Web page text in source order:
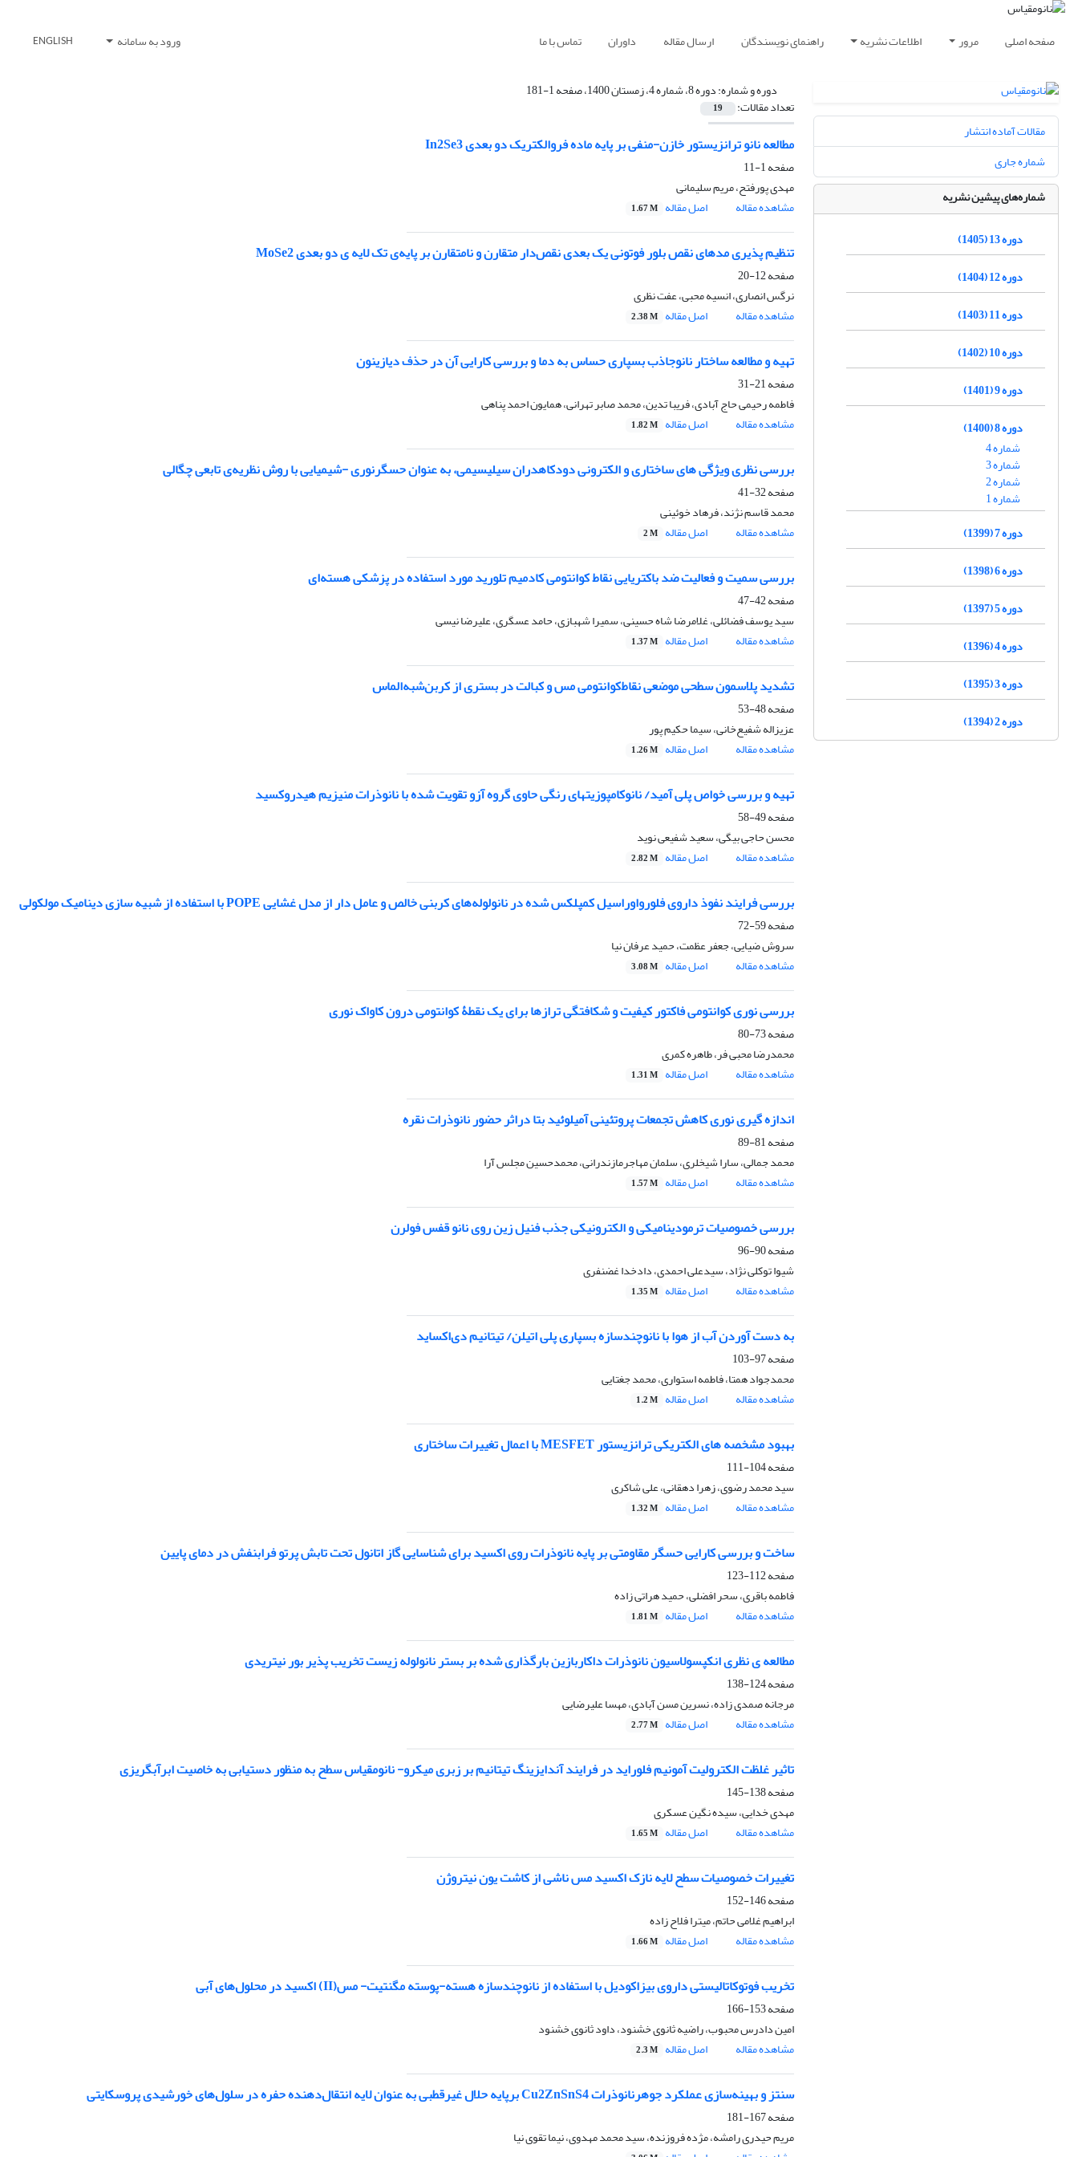
صفحه اصلی مرور اطلاعات نشریه راهنمای نویسندگان ارسال مقاله داوران تماس با ما ورود به سامانه ENGLISH
دوره و شماره:دوره 8، شماره 4، زمستان 1400، صفحه 1-181
تعداد مقالات: 19
مطالعه نانو ترانزیستور خازن-منفی بر پایه ماده فروالکتریک دو بعدی In2Se3
صفحه1-11
مهدی پورفتح، مریم سلیمانی
مشاهده مقاله
اصل مقاله 1.67 M
تنظیم پذیری مدهای نقص بلور فوتونی یک بعدی نقص‌دار متقارن و نامتقارن بر پایه‌ی تک لایه ی دو بعدی MoSe2
صفحه12-20
نرگس انصاری، انسیه محبی، عفت نظری
مشاهده مقاله
اصل مقاله 2.38 M
تهیه و مطالعه ساختار نانو‌جاذب بسپاری حساس به دما و بررسی کارایی آن در حذف دیازینون
صفحه21-31
فاطمه رحیمی حاج آبادی، فریبا تدین، محمد صابر تهرانی، همایون احمد پناهی
مشاهده مقاله
اصل مقاله 1.82 M
بررسی نظری ویژگی های ساختاری و الکترونی دودکاهدران سیلیسیمی، به عنوان حسگرنوری -شیمیایی با روش نظریه‌ی تابعی چگالی
صفحه32-41
محمد قاسم نژند، فرهاد خوئینی
مشاهده مقاله
اصل مقاله 2 M
بررسی سمیت و فعالیت ضد باکتریایی نقاط کوانتومی کادمیم تلورید مورد استفاده در پزشکی هسته‌ای
صفحه42-47
سید یوسف فضائلی، غلامرضا شاه حسینی، سمیرا شهبازی، حامد عسگری، علیرضا نیسی
مشاهده مقاله
اصل مقاله 1.37 M
تشدید پلاسمون ‌سطحی ‌موضعی نقاط‌کوانتومی مس و کبالت در بستری از کربن‌شبه‌الماس
صفحه48-53
عزیزاله شفیع‌خانی، سیما حکیم پور
مشاهده مقاله
اصل مقاله 1.26 M
تهیه و بررسی خواص پلی آمید/ نانوکامپوزیتهای رنگی حاوی گروه آزو تقویت شده با نانوذرات منیزیم هیدروکسید
صفحه49-58
محسن حاجی بیگی، سعید شفیعی نوید
مشاهده مقاله
اصل مقاله 2.82 M
بررسی فرایند نفوذ داروی فلورواوراسیل کمپلکس شده در نانولوله‌های کربنی خالص و عامل دار از مدل غشایی POPE با استفاده از شبیه سازی دینامیک مولکولی
صفحه59-72
سروش ضیایی، جعفر عظمت، حمید عرفان نیا
مشاهده مقاله
اصل مقاله 3.08 M
بررسی نوری کوانتومی فاکتور کیفیت و شکافتگی ترازها برای یک نقطۀ کوانتومی درون کاواک نوری
صفحه73-80
محمدرضا محبی فر، طاهره کمری
مشاهده مقاله
اصل مقاله 1.31 M
اندازه گیری نوری کاهش تجمعات پروتئینی آمیلوئید بتا دراثر حضور نانوذرات نقره
صفحه81-89
محمد جمالی، سارا شیخلری، سلمان مهاجرمازندرانی، محمدحسین مجلس آرا
مشاهده مقاله
اصل مقاله 1.57 M
بررسی خصوصیات ترمودینامیکی و الکترونیکی جذب فنیل زین روی نانو قفس فولرن
صفحه90-96
شیوا توکلی نژاد، سیدعلی احمدی، دادخدا غضنفری
مشاهده مقاله
اصل مقاله 1.35 M
به دست آوردن آب از هوا با نانوچندسازه بسپاری پلی اتیلن/ تیتانیم دی‌اکساید
صفحه97-103
محمدجواد همتا، فاطمه استواری، محمد جغتایی
مشاهده مقاله
اصل مقاله 1.2 M
بهبود مشخصه های الکتریکی ترانزیستور MESFET با اعمال تغییرات ساختاری
صفحه104-111
سید محمد رضوی، زهرا دهقانی، علی شاکری
مشاهده مقاله
اصل مقاله 1.32 M
ساخت و بررسی کارایی حسگر مقاومتی بر پایه نانوذرات روی اکسید برای شناسایی گاز اتانول تحت تابش پرتو فرابنفش در دمای پایین
صفحه112-123
فاطمه باقری، سحر افضلی، حمید هراتی زاده
مشاهده مقاله
اصل مقاله 1.81 M
مطالعه ی نظری انکپسولاسیون نانوذرات داکاربازین بارگذاری شده بر بستر نانولوله زیست تخریب پذیر بور نیتریدی
صفحه124-138
مرجانه صمدی زاده، نسرین مسن آبادی، مهسا علیرضایی
مشاهده مقاله
اصل مقاله 2.77 M
تاثیر غلظت الکترولیت آمونیم فلوراید در فرایند آندایزینگ تیتانیم بر زبری میکرو- نانومقیاس سطح به منظور دستیابی به خاصیت ابرآبگریزی
صفحه138-145
مهدی خدایی، سیده نگین عسکری
مشاهده مقاله
اصل مقاله 1.65 M
تغییرات خصوصیات سطح لایه نازک اکسید مس ناشی از کاشت یون نیتروژن
صفحه146-152
ابراهیم غلامی حاتم، میترا فلاح زاده
مشاهده مقاله
اصل مقاله 1.66 M
تخریب فوتوکاتالیستی داروی بیزاکودیل با استفاده از نانوچندسازه هسته-پوسته مگنتیت- مس(II) اکسید در محلول‌های آبی
صفحه153-166
امین دادرس محبوب، راضیه ثانوی خشنود، داود ثانوی خشنود
مشاهده مقاله
اصل مقاله 2.3 M
سنتز و بهینه‌سازی عملکرد جوهرنانوذرات Cu2ZnSnS4 برپایه حلال غیرقطبی به عنوان لایه انتقال‌دهنده حفره در سلول‌های خورشیدی پروسکایتی
صفحه167-181
مریم حیدری رامشه، مژده فروزنده، سید محمد مهدوی، نیما تقوی نیا
مقالات آماده انتشار
شماره جاری
شماره‌های پیشین نشریه
دوره 13 (1405)
دوره 12 (1404)
دوره 11 (1403)
دوره 10 (1402)
دوره 9 (1401)
دوره 8 (1400)
شماره 4
شماره 3
شماره 2
شماره 1
دوره 7 (1399)
دوره 6 (1398)
دوره 5 (1397)
دوره 4 (1396)
دوره 3 (1395)
دوره 2 (1394)